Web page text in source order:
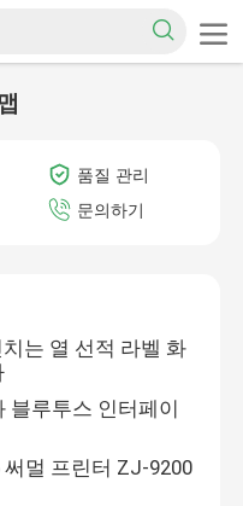
품질 관리
문의하기
는 열 선적 라벨 화
블루투스 인터페이
써멀 프린터 ZJ-9200